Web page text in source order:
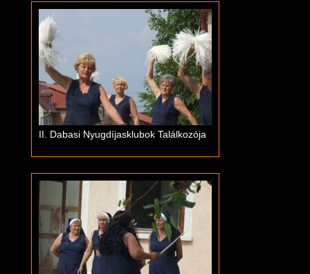
II. Dabasi Nyugdíjasklubok Találkozója